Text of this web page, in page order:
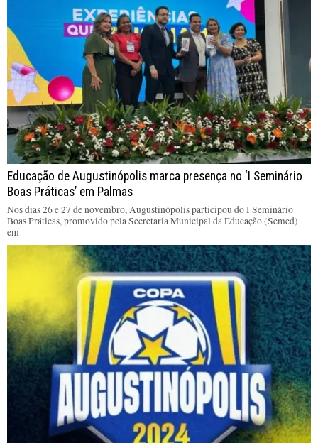
Educação de Augustinópolis marca presença no ‘I Seminário
Boas Práticas’ em Palmas
Nos dias 26 e 27 de novembro, Augustinópolis participou do I Seminário
Boas Práticas, promovido pela Secretaria Municipal da Educação (Semed)
em